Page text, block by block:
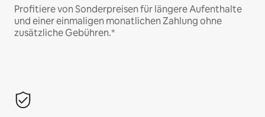
Profitiere von Sonderpreisen für längere Aufenthalte
und einer einmaligen monatlichen Zahlung ohne
zusätzliche Gebühren.*